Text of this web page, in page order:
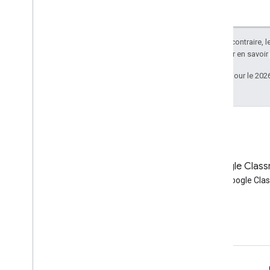
Sauf indication contraire,
. Pour en
Dernière mise à jour le
Blog Google
Lire le blog Google